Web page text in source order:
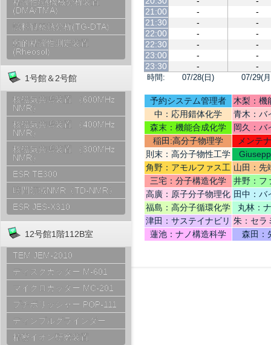
粘弾性/熱機械分析装置
(DMA/TMA)
試料観察熱分析(TG-DTA)
動的粘弾性測定装置
(Rheosol)
1号館＆2号館
核磁気共鳴装置 （600MHz
NMR）
核磁気共鳴装置 （400MHz
NMR）
核磁気共鳴装置 （300MHz
NMR）
ESR TE300
時間領域NMR（TD-NMR）
ESR JES-X310
12号館1階112B室
TEM JEM-2010
ディスクカッター M-601
マイクロカッター MC-201
プチポリッシャー POP-111
ディンプルグラインダー
精密イオン研磨装置
時間: 07/28(日) 07/29(
21:00
-
-
21:30
-
-
22:00
-
-
22:30
-
-
23:00
-
-
23:30
- -
予約システム管理者
木梨：機
中：応用錯体化学
青木：バ
テリ
森末：機能合成化学
岡久：バ
稲田:高分子物理学
メンテ
則末：高分子物性工学
角野：アモルファス工
学
山田：先
機
三宅：分子構造化学
井野：フ
高廣：原子分子物理化
学
田中：バ
福島：高分子循環化学
丸林：
津田：サステイナビリ
ティデザイン
朱：セラ
蓮池：ナノ構造科学
森田：